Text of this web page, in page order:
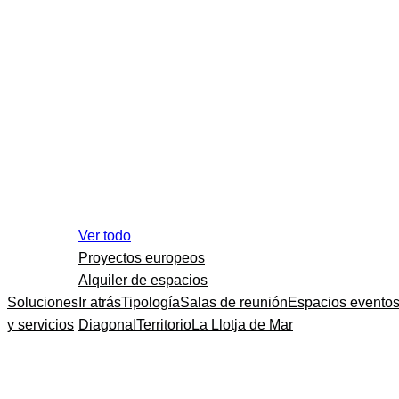
Soluciones
y servicios
Ver todo
Proyectos europeos
Alquiler de espacios
Ir atrásTipologíaSalas de reuniónEspacios eventos
Diagonal TerritorioLa Llotja de Mar